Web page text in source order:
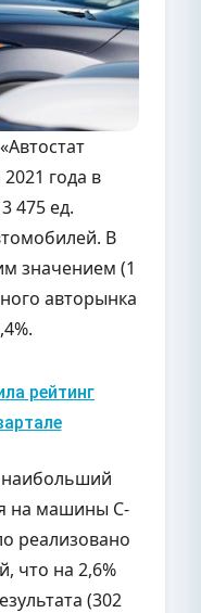
года в
475 ед.
В
значением (1
авторынка
рейтинг
на машины C-
реализовано
что на 2,6%
(302